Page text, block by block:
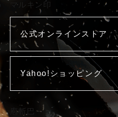
マルキン印
公式オンラインストア
Yahoo!ショッピング
庖斬巴